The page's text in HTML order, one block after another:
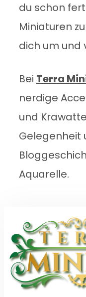
du schon
Miniaturen
dich um und
Bei Terra
nerdige
und
Gelegenheit
Aquarelle.